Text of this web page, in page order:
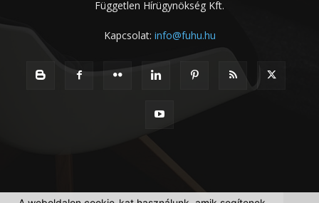
Független Hírügynökség Kft.
Kapcsolat: info@fuhu.hu